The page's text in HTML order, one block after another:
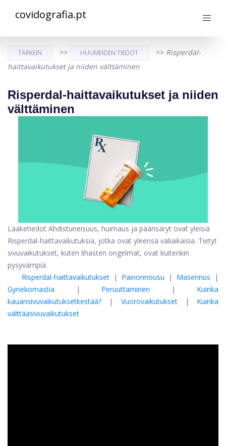
covidografia.pt
TÄRKEIN >> HUUMEIDEN TIEDOT >> Risperdal-
haittavaikutukset ja niiden välttäminen
Risperdal-haittavaikutukset ja niiden
välttäminen
Lääketiedot Ahdistuneisuus, huimaus ja päänsäryt ovat yleisiä
Risperdal-haittavaikutuksia, jotka ovat yleensä väliaikaisia. Tietyt
sivuvaikutukset, kuten lihasten ongelmat, ovat kuitenkin
pysyvämpiä.
Risperdal-haittavaikutukset | Painonnousu | Masennus
|
Gynekomastia
| Peruuttaminen |
Kuinka
kauansivuvaikutuksetkestää? | Vuorovaikutukset |
Kuinka
välttääsivuvaikutukset